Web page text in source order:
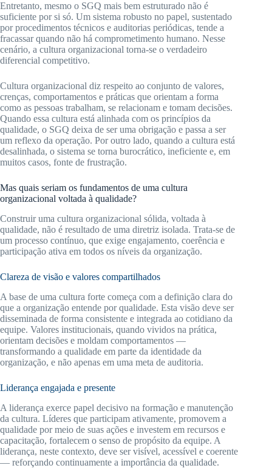
Entretanto, mesmo o SGQ mais bem estruturado não é
suficiente por si só. Um sistema robusto no papel, sustentado
por procedimentos técnicos e auditorias periódicas, tende a
fracassar quando não há comprometimento humano. Nesse
cenário, a cultura organizacional torna-se o verdadeiro
diferencial competitivo.
Cultura organizacional diz respeito ao conjunto de valores,
crenças, comportamentos e práticas que orientam a forma
como as pessoas trabalham, se relacionam e tomam decisões.
Quando essa cultura está alinhada com os princípios da
qualidade, o SGQ deixa de ser uma obrigação e passa a ser
um reflexo da operação. Por outro lado, quando a cultura está
desalinhada, o sistema se torna burocrático, ineficiente e, em
muitos casos, fonte de frustração.
Mas quais seriam os fundamentos de uma cultura
organizacional voltada à qualidade?
Construir uma cultura organizacional sólida, voltada à
qualidade, não é resultado de uma diretriz isolada. Trata-se de
um processo contínuo, que exige engajamento, coerência e
participação ativa em todos os níveis da organização.
Clareza de visão e valores compartilhados
A base de uma cultura forte começa com a definição clara do
que a organização entende por qualidade. Esta visão deve ser
disseminada de forma consistente e integrada ao cotidiano da
equipe. Valores institucionais, quando vividos na prática,
orientam decisões e moldam comportamentos —
transformando a qualidade em parte da identidade da
organização, e não apenas em uma meta de auditoria.
Liderança engajada e presente
A liderança exerce papel decisivo na formação e manutenção
da cultura. Líderes que participam ativamente, promovem a
qualidade por meio de suas ações e investem em recursos e
capacitação, fortalecem o senso de propósito da equipe. A
liderança, neste contexto, deve ser visível, acessível e coerente
— reforçando continuamente a importância da qualidade.